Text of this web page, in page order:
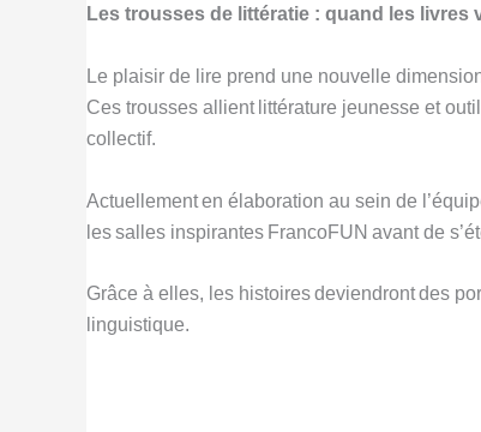
Les trousses de littératie : quand les livres
Le plaisir de lire prend une nouvelle
Ces trousses allient littérature jeunesse et
collectif.
Actuellement en élaboration au sein de
les salles inspirantes FrancoFUN avant de
Grâce à elles, les histoires deviendront des
linguistique.